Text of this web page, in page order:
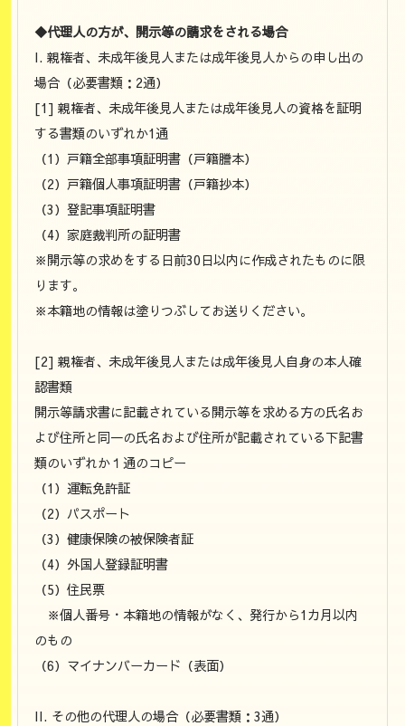
◆代理人の方が、開示等の請求をされる場合
I. 親権者、未成年後見人または成年後見人からの申し出の
場合（必要書類：2通）
[1] 親権者、未成年後見人または成年後見人の資格を証明
する書類のいずれか1通
（1）戸籍全部事項証明書（戸籍謄本）
（2）戸籍個人事項証明書（戸籍抄本）
（3）登記事項証明書
（4）家庭裁判所の証明書
※開示等の求めをする日前30日以内に作成されたものに限
ります。
※本籍地の情報は塗りつぶしてお送りください。
[2] 親権者、未成年後見人または成年後見人自身の本人確
認書類
開示等請求書に記載されている開示等を求める方の氏名お
よび住所と同一の氏名および住所が記載されている下記書
類のいずれか１通のコピー
（1）運転免許証
（2）パスポート
（3）健康保険の被保険者証
（4）外国人登録証明書
（5）住民票
※個人番号・本籍地の情報がなく、発行から1カ月以内
のもの
（6）マイナンバーカード（表面）
II. その他の代理人の場合（必要書類：3通）